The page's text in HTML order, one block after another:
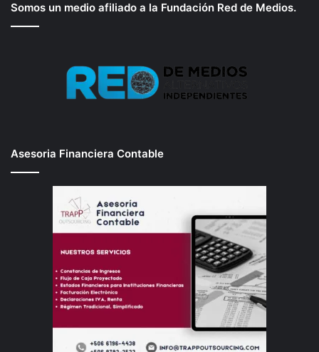
Somos un medio afiliado a la Fundación Red de Medios.
Asesoria Financiera Contable